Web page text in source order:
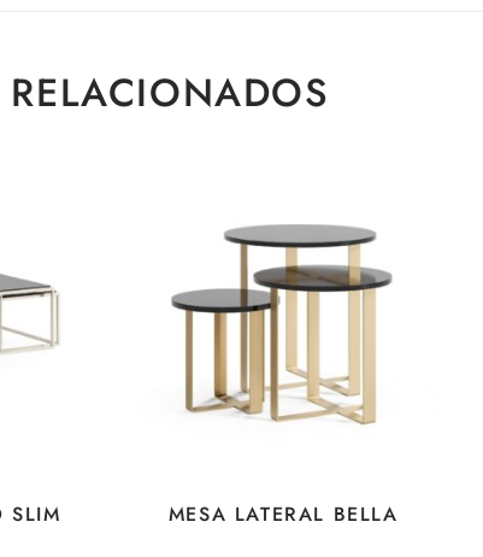
RELACIONADOS
SLIM MESA LATERAL BELLA